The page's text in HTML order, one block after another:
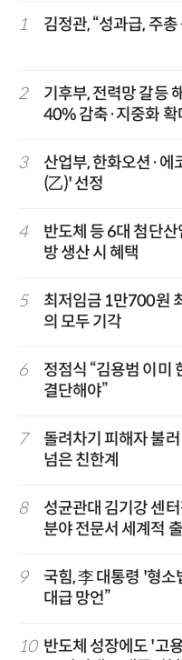
1 김정관, “성과급, 주
2
기후부, 전력망 갈등
40% 감축·지중화 확
3
산업부, 한화오션·에
(乙)' 선정
4
반도체 등 6대 첨단
방 생산 시 혜택
5
최저임금 1만700원
의 모두 기각
6
정점식 “김용범 이미
결단해야”
7
돌려차기 피해자 불
넘은 친한계
8
성균관대 김기강 센
분야 전문서 세계적
9
국힘, 李 대통령 '형
대급 망언”
10 반도체 성장에도 '고